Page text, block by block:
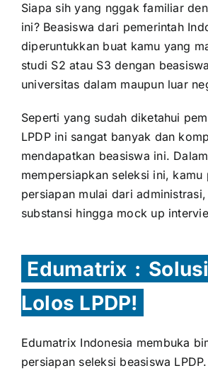
Siapa sih yang nggak familiar
ini? Beasiswa dari pemerintah
diperuntukkan buat kamu yang
studi S2 atau S3 dengan
universitas dalam maupun luar
Seperti yang sudah diketahui
LPDP ini sangat banyak dan
mendapatkan beasiswa ini. Dalam
mempersiapkan seleksi ini, kamu
persiapan mulai dari
substansi hingga mock up
Edumatrix :
Lolos LPDP!
Edumatrix Indonesia membuka
persiapan seleksi beasiswa